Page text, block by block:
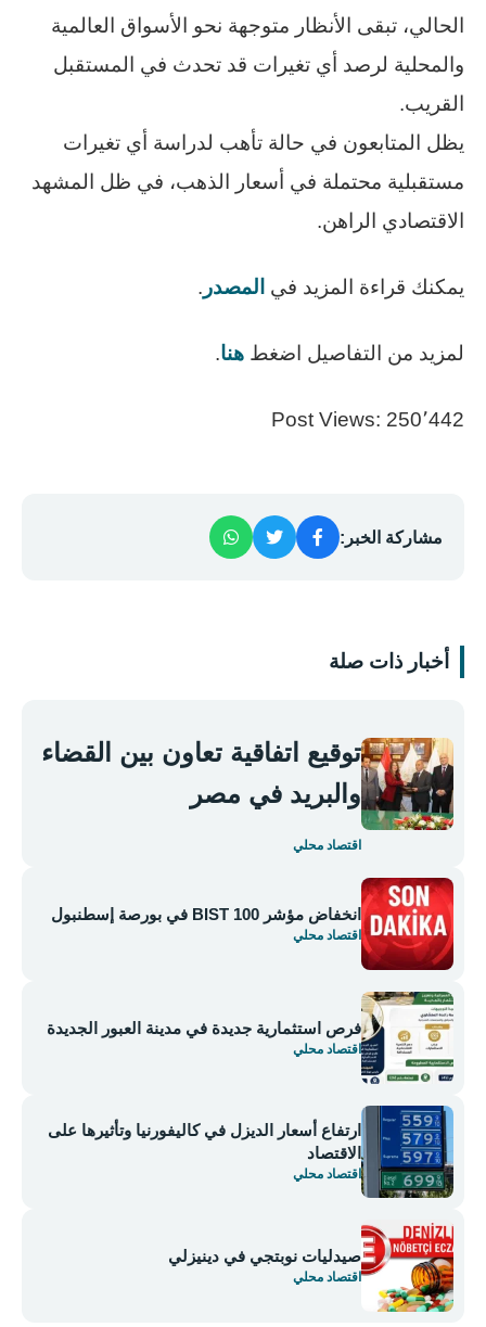
الحالي، تبقى الأنظار متوجهة نحو الأسواق العالمية
والمحلية لرصد أي تغيرات قد تحدث في المستقبل
القريب.
يظل المتابعون في حالة تأهب لدراسة أي تغيرات
مستقبلية محتملة في أسعار الذهب، في ظل المشهد
الاقتصادي الراهن.
يمكنك قراءة المزيد في المصدر .
لمزيد من التفاصيل اضغط هنا.
Post Views: 250٬442
مشاركة الخبر:
أخبار ذات صلة
توقيع اتفاقية تعاون بين القضاء
والبريد في مصر
اقتصاد محلي
انخفاض مؤشر BIST 100 في بورصة إسطنبول
اقتصاد محلي
فرص استثمارية جديدة في مدينة العبور الجديدة
اقتصاد محلي
ارتفاع أسعار الديزل في كاليفورنيا وتأثيرها على
الاقتصاد
اقتصاد محلي
صيدليات نوبتجي في دينيزلي
اقتصاد محلي